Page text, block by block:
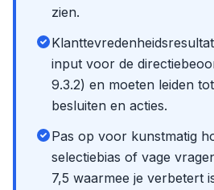
zien.
input voor de
9.3.2) en moeten leiden
besluiten en acties.
Pas op voor kunstmatig
selectiebias of vage
7,5 waarmee je verbetert